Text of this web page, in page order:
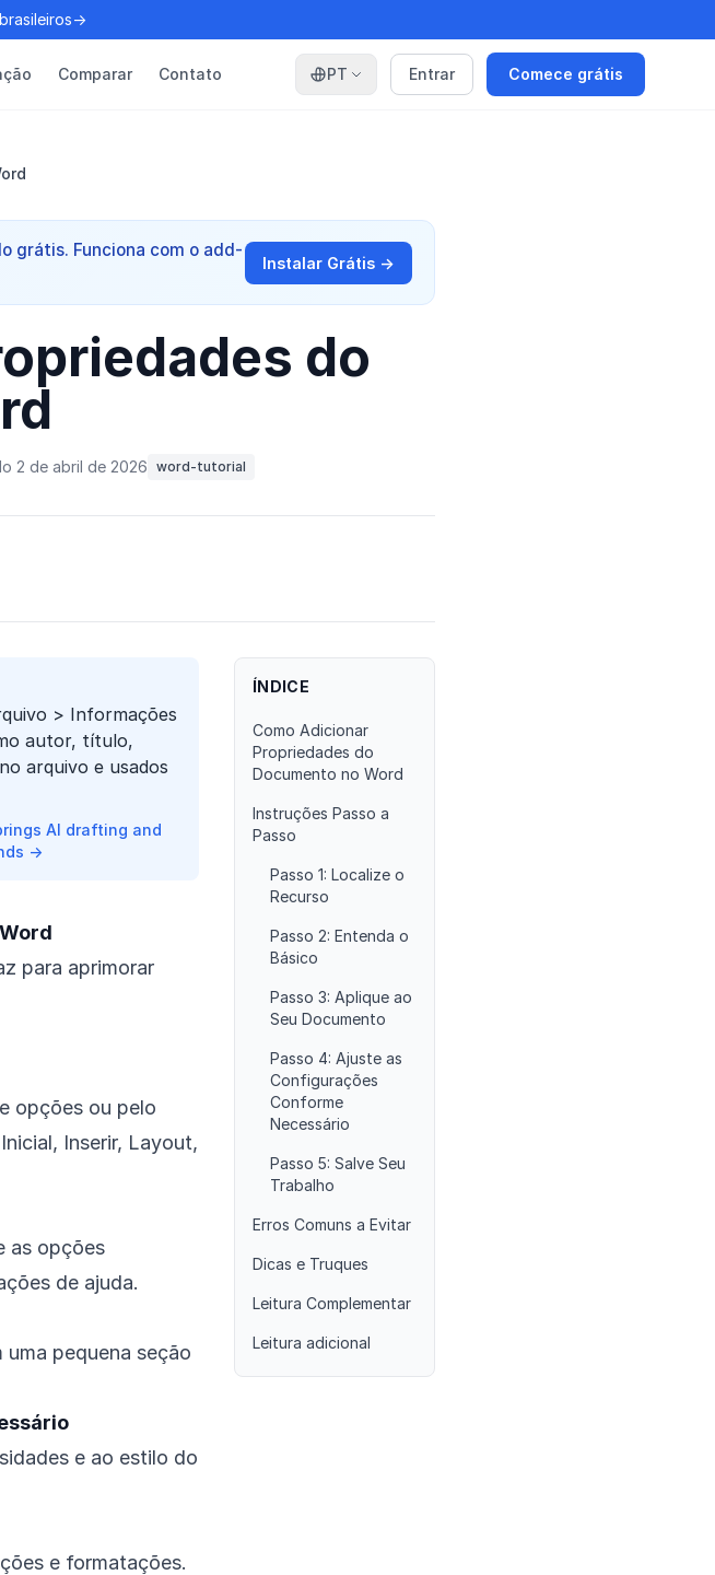
Comparar Contato PT Entrar Comece grátis
grátis. Funciona com o add-
Instalar Grátis →
do
2 de abril de 2026 word-tutorial
> Informações
autor, título,
arquivo e usados
AI drafting and
→
para aprimorar
opções ou pelo
Inserir, Layout,
as opções
de ajuda.
pequena seção
e ao estilo do
e formatações.
ÍNDICE
Como Adicionar
Propriedades do
Documento no Word
Instruções Passo a
Passo
Passo 1: Localize o
Recurso
Passo 2: Entenda o
Básico
Passo 3: Aplique ao
Seu Documento
Passo 4: Ajuste as
Configurações
Conforme
Necessário
Passo 5: Salve Seu
Trabalho
Erros Comuns a Evitar
Dicas e Truques
Leitura Complementar
Leitura adicional